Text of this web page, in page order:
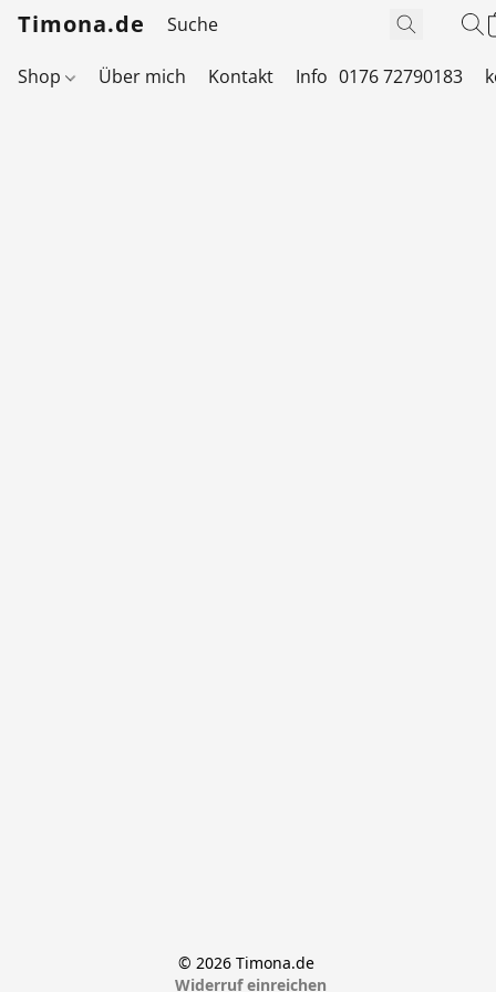
Timona.de
Shop Über mich Kontakt Info 0176 72790183
© 2026 Timona.de
Widerruf einreichen